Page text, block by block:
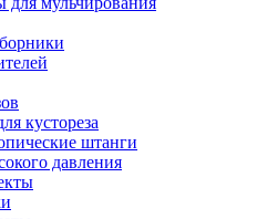
кустореза
штанги
давления